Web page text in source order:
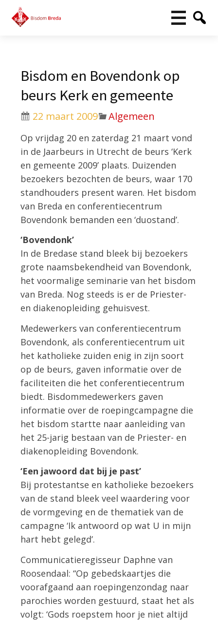
Bisdom en Bovendonk op
beurs Kerk en gemeente
22 maart 2009 Algemeen
Op vrijdag 20 en zaterdag 21 maart vond
in de Jaarbeurs in Utrecht de beurs ‘Kerk
en gemeente 2009’ plaats. Duizenden
bezoekers bezochten de beurs, waar 170
standhouders present waren. Het bisdom
van Breda en conferentiecentrum
Bovendonk bemanden een ‘duostand’.
‘Bovendonk’
In de Bredase stand bleek bij bezoekers
grote naamsbekendheid van Bovendonk,
het voormalige seminarie van het bisdom
van Breda. Nog steeds is er de Priester-
en diakenopleiding gehuisvest.
Medewerkers van conferentiecentrum
Bovendonk, als conferentiecentrum uit
het katholieke zuiden enig in zijn soort
op de beurs, gaven informatie over de
faciliteiten die het conferentiecentrum
biedt. Bisdommedewerkers gaven
informatie over de roepingcampagne die
het bisdom startte naar aanleiding van
het 25-jarig bestaan van de Priester- en
diakenopleiding Bovendonk.
‘Een jawoord dat bij je past’
Bij protestantse en katholieke bezoekers
van de stand bleek veel waardering voor
de vormgeving en de thematiek van de
campagne ‘Ik antwoord op wat U in mijn
hart hebt gelegd’.
Communicatieregisseur Daphne van
Roosendaal: “Op gebedskaartjes die
voorafgaand aan roepingenzondag naar
parochies worden gestuurd, staat het als
volgt: ‘Gods roepstem hoor je niet altijd